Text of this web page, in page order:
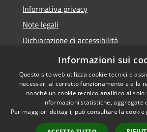
Informativa privacy
Note legali
Dichiarazione di accessibilità
Piano di miglioramento del sito
Accessibilità
Informazioni sui
Questo sito web utilizza cookie tecnici e
necessari al corretto funzionamento e alla
nonché un cookie tecnico analitico al
informazioni statistiche, aggregate
Per maggiori dettagli, può consultare la cookie